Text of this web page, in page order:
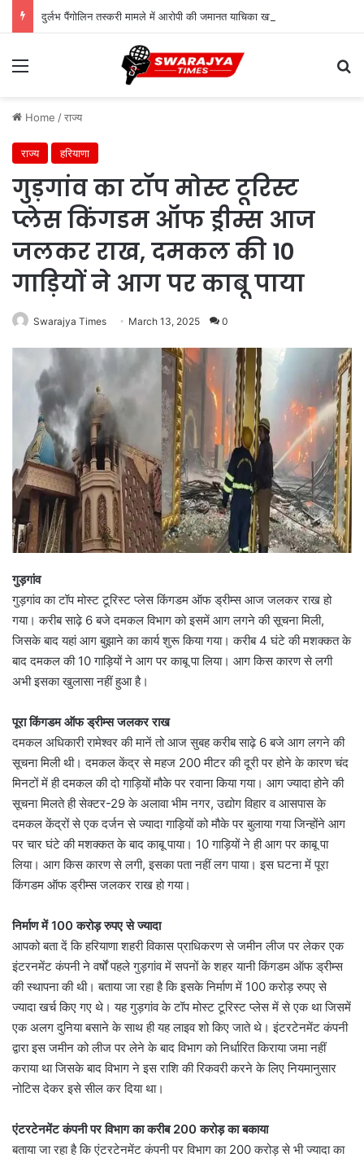
दुर्लभ पैंगोलिन तस्करी मामले में आरोपी की जमानत याचिका खारिज
Menu
Home /राज्य
राज्य हरियाणा
गुड़गांव का टॉप मोस्ट टूरिस्ट
प्लेस किंगडम ऑफ ड्रीम्स आज
जलकर राख, दमकल की 10
गाड़ियों ने आग पर काबू पाया
Swarajya Times March 13, 2025 0
गुड़गांव
गुड़गांव का टॉप मोस्ट टूरिस्ट प्लेस किंगडम ऑफ ड्रीम्स आज जलकर राख हो
गया। करीब साढ़े 6 बजे दमकल विभाग को इसमें आग लगने की सूचना मिली,
जिसके बाद यहां आग बुझाने का कार्य शुरू किया गया। करीब 4 घंटे की मशक्कत के
बाद दमकल की 10 गाड़ियों ने आग पर काबू पा लिया। आग किस कारण से लगी
अभी इसका खुलासा नहीं हुआ है।
पूरा किंगडम ऑफ ड्रीम्स जलकर राख
दमकल अधिकारी रामेश्वर की मानें तो आज सुबह करीब साढ़े 6 बजे आग लगने की
सूचना मिली थी। दमकल केंद्र से महज 200 मीटर की दूरी पर होने के कारण चंद
मिनटों में ही दमकल की दो गाड़ियों मौके पर रवाना किया गया। आग ज्यादा होने की
सूचना मिलते ही सेक्टर-29 के अलावा भीम नगर, उद्योग विहार व आसपास के
दमकल केंद्रों से एक दर्जन से ज्यादा गाड़ियों को मौके पर बुलाया गया जिन्होंने आग
पर चार घंटे की मशक्कत के बाद काबू पाया। 10 गाड़ियों ने ही आग पर काबू पा
लिया। आग किस कारण से लगी, इसका पता नहीं लग पाया। इस घटना में पूरा
किंगडम ऑफ ड्रीम्स जलकर राख हो गया।
निर्माण में 100 करोड़ रुपए से ज्यादा
आपको बता दें कि हरियाणा शहरी विकास प्राधिकरण से जमीन लीज पर लेकर एक
इंटरनमेंट कंपनी ने वर्षों पहले गुड़गांव में सपनों के शहर यानी किंगडम ऑफ ड्रीम्स
की स्थापना की थी। बताया जा रहा है कि इसके निर्माण में 100 करोड़ रुपए से
ज्यादा खर्च किए गए थे। यह गुड़गांव के टॉप मोस्ट टूरिस्ट प्लेस में से एक था जिसमें
एक अलग दुनिया बसाने के साथ ही यह लाइव शो किए जाते थे। इंटरटेनमेंट कंपनी
द्वारा इस जमीन को लीज पर लेने के बाद विभाग को निर्धारित किराया जमा नहीं
कराया था जिसके बाद विभाग ने इस राशि की रिकवरी करने के लिए नियमानुसार
नोटिस देकर इसे सील कर दिया था।
एंटरटेनमेंट कंपनी पर विभाग का करीब 200 करोड़ का बकाया
बताया जा रहा है कि एंटरटेनमेंट कंपनी पर विभाग का 200 करोड़ से भी ज्यादा का